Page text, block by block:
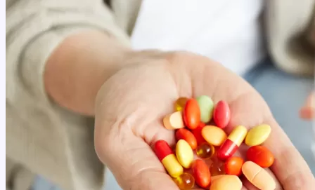
найчастіші
питання
пацієнтів